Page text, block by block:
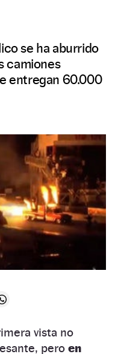
se ha aburrido
camiones
entregan 60.000
vista no
pero en